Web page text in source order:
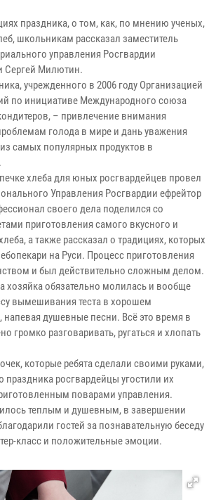
праздника, о том, как, по мнению ученых,
школьникам рассказал заместитель
управления Росгвардии
Сергей Милютин.
учрежденного в 2006 году Организацией
по инициативе Международного союза
– привлечение внимания
голода в мире и дань уважения
самых популярных продуктов в
хлеба для юных росгвардейцев провел
Управления Росгвардии ефрейтор
своего дела поделился со
приготовления самого вкусного и
а также рассказал о традициях, которых
на Руси. Процесс приготовления
и был действительно сложным делом.
хозяйка обязательно молилась и вообще
вымешивания теста в хорошем
напевая душевные песни. Всё это время в
громко разговаривать, ругаться и хлопать
которые ребята сделали своими руками,
праздника росгвардейцы угостили их
поварами управления.
теплым и душевным, в завершении
гостей за познавательную беседу
класс и положительные эмоции.